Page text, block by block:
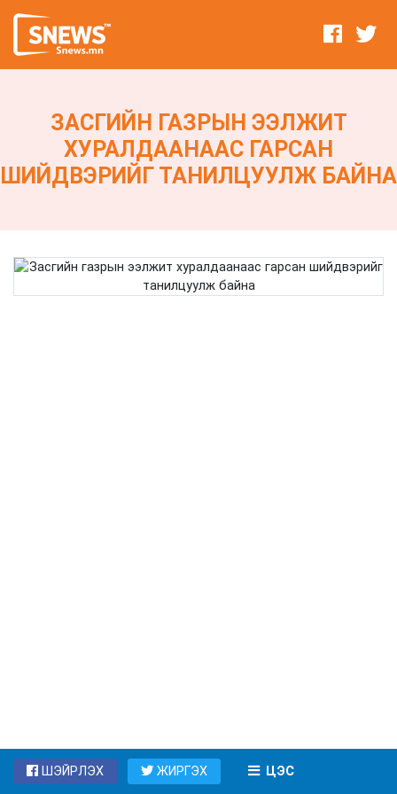
ЗАСГИЙН ГАЗРЫН ЭЭЛЖИТ
ХУРАЛДААНААС ГАРСАН
ШИЙДВЭРИЙГ ТАНИЛЦУУЛЖ БАЙНА
ШЭЙРЛЭХ ЖИРГЭХ ЦЭС